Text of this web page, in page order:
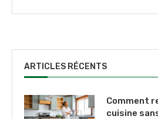
ARTICLES RÉCENTS
Comment
cuisine